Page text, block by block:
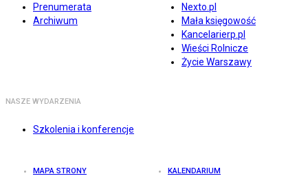
Prenumerata
Archiwum
Nexto.pl
Mała księgowość
Kancelarierp.pl
Wieści Rolnicze
Życie Warszawy
NASZE WYDARZENIA
Szkolenia i konferencje
MAPA STRONY KALENDARIUM